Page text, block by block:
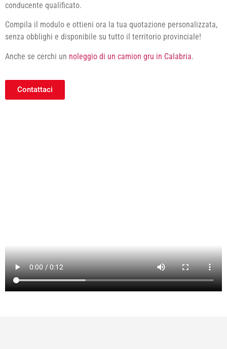
conducente qualificato.
Compila il modulo e ottieni ora la tua quotazione personalizzata,
senza obblighi e disponibile su tutto il territorio provinciale!
Anche se cerchi un noleggio di un camion gru in Calabria.
Contattaci